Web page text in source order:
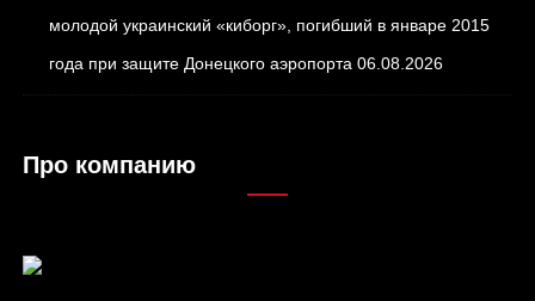
молодой украинский «киборг», погибший в январе 2015
года при защите Донецкого аэропорта 06.08.2026
Про компанию